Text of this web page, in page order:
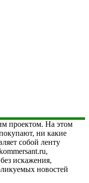
проектом. На этом
ни какие
собой ленту
искажения,
новостей